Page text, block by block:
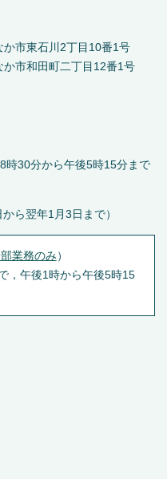
市東石川2丁目10番1号
市和田町二丁目12番1号
時30分から午後5時15分まで
ら翌年1月3日まで）
業務のみ）
，午後1時から午後5時15